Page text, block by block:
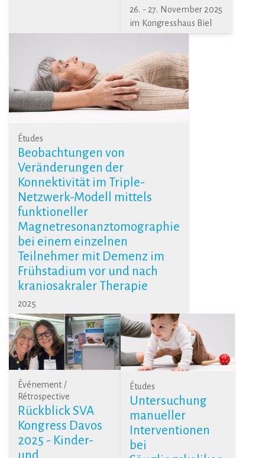
26. - 27. November 2025
im Kongresshaus Biel
Études
Beobachtungen von
Veränderungen der
Konnektivität im Triple-
Netzwerk-Modell mittels
funktioneller
Magnetresonanztomographie
bei einem einzelnen
Teilnehmer mit Demenz im
Frühstadium vor und nach
kraniosakraler Therapie
2025
Événement /
Rétrospective
Rückblick SVA
Kongress Davos
2025 - Kinder-
und
Études
Untersuchung
manueller
Interventionen
bei